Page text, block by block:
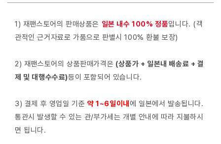
1) 재팬스토어의 판매상품은 일본 내수 100% 정품입니다. (객
관적인 근거자료로 가품으로 판별시 100% 환불 보장)
2) 재팬스토어의 상품판매가격은 (상품가 + 일본내 배송료 + 결
제 및 대행수수료)등이 포함되어 있습니다.
3) 결제 후 영업일 기준 약 1~6일이내 에 일본에서 발송됩니다.
통관시 발생할 수 있는 관/부가세는 개별 안내에 따라 지불하시
면 됩니다.